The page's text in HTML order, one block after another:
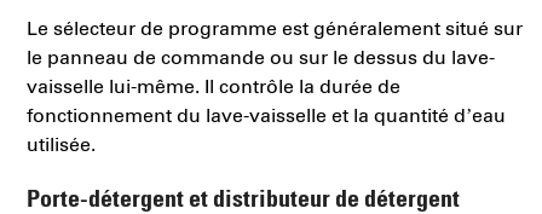
Le sélecteur de programme est généralement situé sur
le panneau de commande ou sur le dessus du lave-
vaisselle lui-même. Il contrôle la durée de
fonctionnement du lave-vaisselle et la quantité d’eau
utilisée.
Porte-détergent et distributeur de détergent